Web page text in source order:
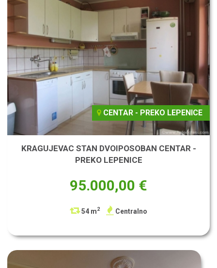
CENTAR - PREKO LEPENICE
KRAGUJEVAC STAN DVOIPOSOBAN CENTAR -
PREKO LEPENICE
95.000,00 €
54 m2 Centralno